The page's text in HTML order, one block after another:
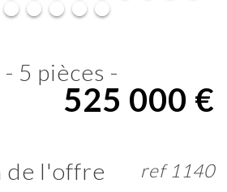
525 000 €
de l'offre ref 1140